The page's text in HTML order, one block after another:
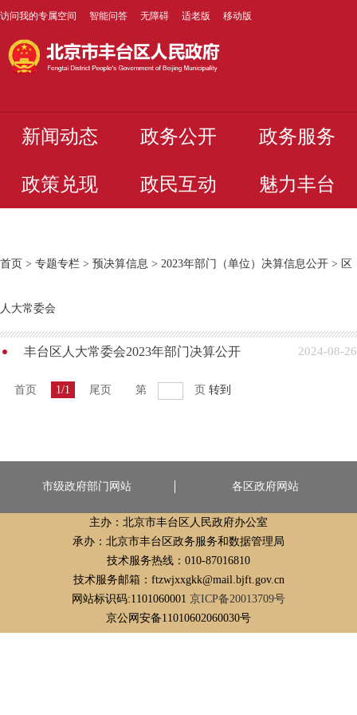
访问我的专属空间 智能问答 无障碍 适老版 移动版
新闻动态 政务公开 政务服务
政策兑现 政民互动 魅力丰台
首页 > 专题专栏 > 预决算信息 > 2023年部门（单位）决算信息公开 > 区
人大常委会
丰台区人大常委会2023年部门决算公开 2024-08-26
首页 1/1 尾页 第 页 转到
市级政府部门网站 各区政府网站
主办：北京市丰台区人民政府办公室
承办：北京市丰台区政务服务和数据管理局
技术服务热线：010-87016810
技术服务邮箱：ftzwjxxgkk@mail.bjft.gov.cn
网站标识码:1101060001 京ICP备20013709号
京公网安备11010602060030号